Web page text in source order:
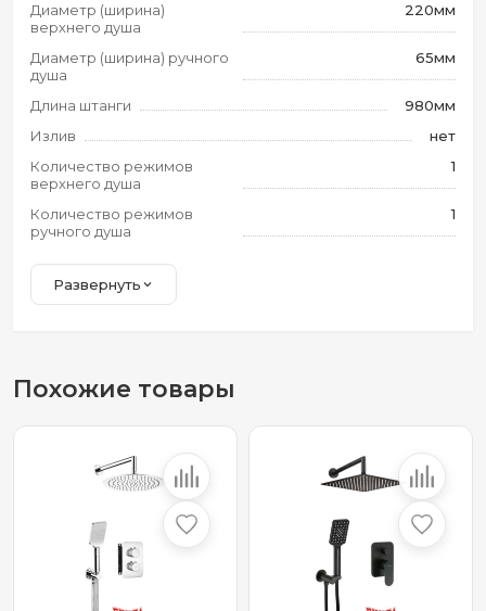
Диаметр (ширина)
верхнего душа
220мм
Диаметр (ширина) ручного
душа
65мм
Длина штанги
980мм
Излив
нет
Количество режимов
верхнего душа
1
Количество режимов
ручного душа
1
Развернуть
Похожие товары